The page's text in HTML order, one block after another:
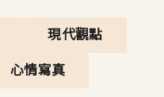
現代觀點
心情寫真